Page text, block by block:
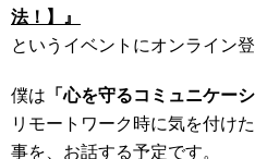
法！】』
というイベントにオンライン登
僕は 「心を守るコミュニケー
リモートワーク時に気を付け
事を、お話する予定です。